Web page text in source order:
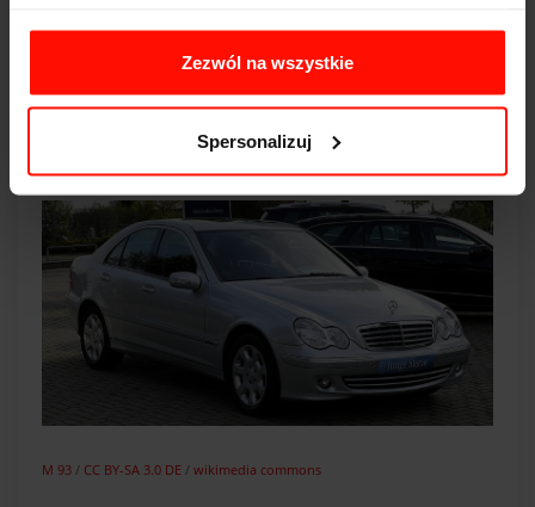
Zezwól na wszystkie
Spersonalizuj
obecnie niezbyt niska cena. W szczególności za wersję z
silnikiem 2JZ trzeba będzie sporo zapłacić. Oprócz tego
automatyczną skrzynię biegów.
M 93 / CC BY-SA 3.0 DE / wikimedia commons